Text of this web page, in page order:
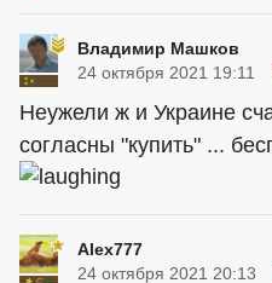
Владимир Машков
24 октября 2021 19:11
Неужели ж и Украине
согласны "купить" ...
Alex777
24 октября 2021 20:13